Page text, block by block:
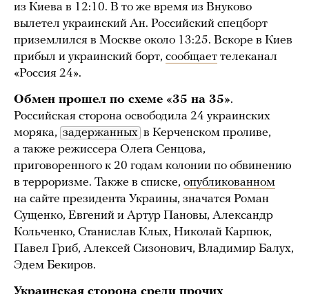
из Киева в 12:10. В то же время из Внуково
вылетел украинский Ан. Российский спецборт
приземлился в Москве около 13:25. Вскоре в Киев
прибыл и украинский борт, сообщает телеканал
«Россия 24».
Обмен прошел по схеме «35 на 35».
Российская сторона освободила 24 украинских
моряка, задержанных в Керченском проливе,
а также режиссера Олега Сенцова,
приговоренного к 20 годам колонии по обвинению
в терроризме. Также в списке, опубликованном
на сайте президента Украины, значатся Роман
Сущенко, Евгений и Артур Пановы, Александр
Кольченко, Станислав Клых, Николай Карпюк,
Павел Гриб, Алексей Сизонович, Владимир Балух,
Эдем Бекиров.